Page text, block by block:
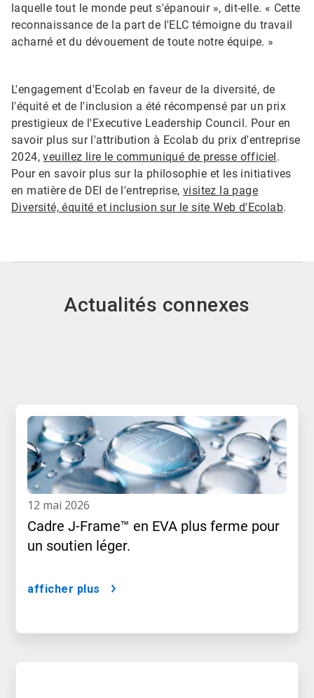
laquelle tout le monde peut s'épanouir », dit-elle. « Cette
reconnaissance de la part de l'ELC témoigne du travail
acharné et du dévouement de toute notre équipe. »
L'engagement d'Ecolab en faveur de la diversité, de
l'équité et de l'inclusion a été récompensé par un prix
prestigieux de l'Executive Leadership Council.​​​​​​​ Pour en
savoir plus sur l'attribution à Ecolab du prix d'entreprise
2024,veuillez lire le communiqué de presse officiel .
Pour en savoir plus sur la philosophie et les initiatives
en matière de DEI de l'entreprise, visitez la page
Diversité, équité et inclusion sur le site Web d'Ecolab.
Actualités connexes
12 mai 2026
Cadre J-Frame™ en EVA plus ferme pour
un soutien léger.
afficher plus